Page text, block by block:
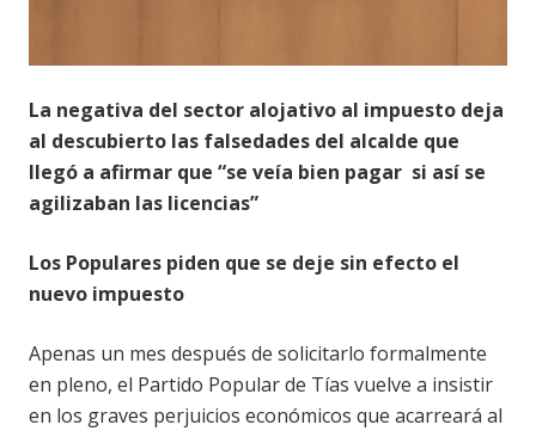
La negativa del sector alojativo al impuesto deja
al descubierto las falsedades del alcalde que
llegó a afirmar que “se veía bien pagar si así se
agilizaban las licencias”
Los Populares piden que se deje sin efecto el
nuevo impuesto
Apenas un mes después de solicitarlo formalmente
en pleno, el Partido Popular de Tías vuelve a insistir
en los graves perjuicios económicos que acarreará al